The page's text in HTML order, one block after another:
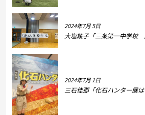
2024年7月 5日
大塩綾子「三条第一中学校
2024年7月 1日
三石佳那「化石ハンター展